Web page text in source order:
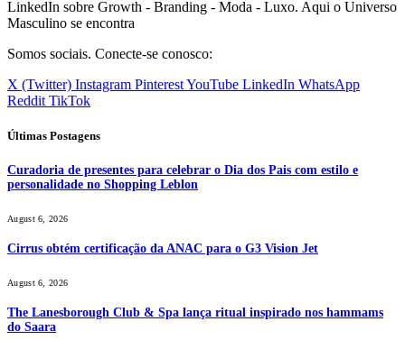
LinkedIn sobre Growth - Branding - Moda - Luxo. Aqui o Universo
Masculino se encontra
Somos sociais. Conecte-se conosco:
X (Twitter) Instagram PinterestYouTube LinkedIn WhatsApp
Reddit TikTok
Últimas Postagens
Curadoria de presentes para celebrar o Dia dos Pais com estilo e
personalidade no Shopping Leblon
August 6, 2026
Cirrus obtém certificação da ANAC para o G3 Vision Jet
August 6, 2026
The Lanesborough Club & Spa lança ritual inspirado nos hammams
do Saara